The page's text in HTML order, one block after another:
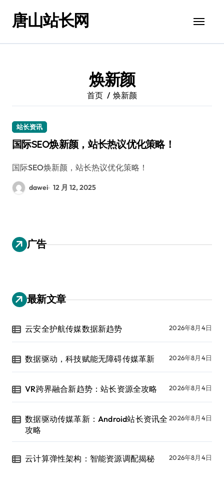
唐山站长网
焕新颜
首页 焕新颜
站长资讯
国际SEO焕新颜，站长热议优化策略！
国际SEO焕新颜，站长热议优化策略！
dawei 12 月 12, 2025
广告
最新文章
云安全护航传媒数据新趋势 2026年8月4日
数据驱动，科技赋能无障碍传媒革新 2026年8月4日
VR跨界融合新趋势：站长资源全攻略 2026年8月4日
数据驱动传媒革新：Android站长资讯全
攻略
2026年8月4日
云计算弹性架构：智能资源调配揭秘 2026年8月4日